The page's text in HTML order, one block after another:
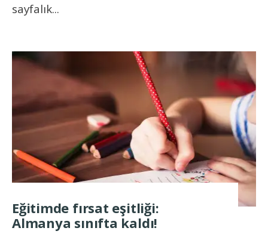
sayfalık...
Eğitimde fırsat eşitliği:
Almanya sınıfta kaldı!